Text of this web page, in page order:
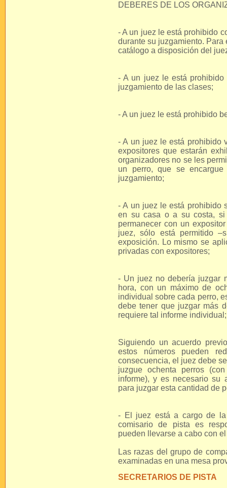
DEBERES DE LOS
- A un juez le está prohibido
durante su juzgamiento.
catálogo a disposición del
- A un juez le está
juzgamiento de las clases;
- A un juez le está prohibido
- A un juez le está prohibido
expositores que estarán
organizadores no se les
un perro, que se
juzgamiento;
- A un juez le está prohibido
en su casa o a su costa, si
permanecer con un
juez, sólo está permitido
exposición. Lo mismo se
privadas con expositores;
- Un juez no debería juzgar
hora, con un máximo de
individual sobre cada perro,
debe tener que juzgar más
requiere tal informe individual;
Siguiendo un acuerdo
estos números pueden
consecuencia, el juez debe
juzgue ochenta perros
informe), y es necesario su
para juzgar esta cantidad de
- El juez está a cargo de la
comisario de pista es
pueden llevarse a cabo con
Las razas del grupo de
examinadas en una mesa
SECRETARIOS DE PISTA